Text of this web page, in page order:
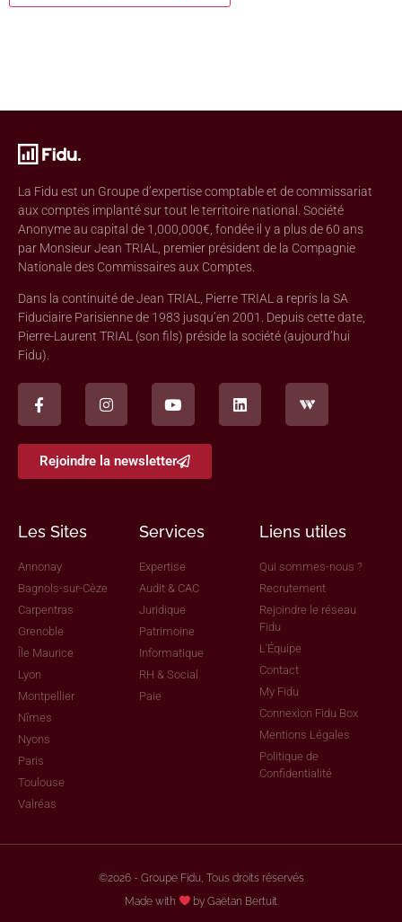
La Fidu est un Groupe d’expertise comptable et de commissariat
aux comptes implanté sur tout le territoire national. Société
Anonyme au capital de 1,000,000€, fondée il y a plus de 60 ans
par Monsieur Jean TRIAL, premier président de la Compagnie
Nationale des Commissaires aux Comptes.
Dans la continuité de Jean TRIAL, Pierre TRIAL a repris la SA
Fiduciaire Parisienne de 1983 jusqu’en 2001. Depuis cette date,
Pierre-Laurent TRIAL (son fils) préside la société (aujourd’hui
Fidu).
Rejoindre la newsletter
Les Sites
Annonay
Bagnols-sur-Cèze
Carpentras
Grenoble
Île Maurice
Lyon
Montpellier
Nîmes
Nyons
Paris
Toulouse
Valréas
Services
Expertise
Audit & CAC
Juridique
Patrimoine
Informatique
RH & Social
Paie
Liens utiles
Qui sommes-nous ?
Recrutement
Rejoindre le réseau
Fidu
L'Équipe
Contact
My Fidu
Connexion Fidu Box
Mentions Légales
Politique de
Confidentialité
©2026 - Groupe Fidu, Tous droits réservés
Made with
by Gaëtan Bertuit